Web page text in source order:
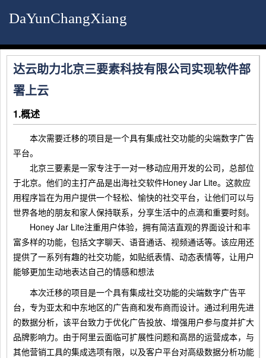
DaYunChangXiang
达云助力北京三要素科技有限公司实现软件部
署上云
1.概述
本次需要迁移的项目是一个具有集成社交功能的尖端数字广告
平台。
北京三要素是一家专注于一对一移动应用开发的公司，总部位
于北京。他们的主打产品是出海社交软件Honey Jar Lite。这款应
用程序旨在为用户提供一个轻松、愉快的社交平台，让他们可以与
世界各地的朋友和家人保持联系，分享生活中的点滴和重要时刻。
Honey Jar Lite注重用户体验，拥有简洁直观的界面设计和丰
富多样的功能，包括文字聊天、语音通话、视频通话等。该应用还
提供了一系列有趣的社交功能，如贴纸表情、动态表情等，让用户
能够更加生动地表达自己的情感和想法
本次迁移的项目是一个具有集成社交功能的尖端数字广告平
台，专为亚太和中东地区的广告商和发布商而设计。通过利用先进
的数据分析，该平台致力于优化广告投放、增强用户参与度并扩大
品牌影响力。由于阿里云面临可扩展性问题和高昂的运营成本，与
其他营销工具的集成选项有限，以及客户平台对高级数据分析功能